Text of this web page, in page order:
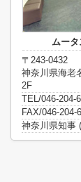
ムー
〒243-0432
神奈川県海老
2F
TEL/046-204-
FAX/046-204-
神奈川県知事